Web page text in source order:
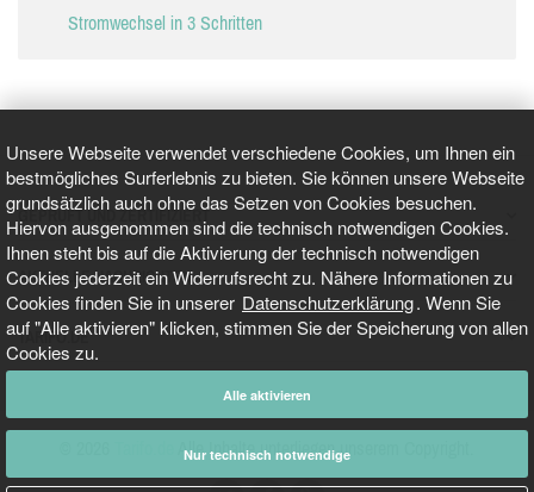
Unsere Webseite verwendet verschiedene Cookies, um Ihnen ein
bestmögliches Surferlebnis zu bieten. Sie können unsere Webseite
grundsätzlich auch ohne das Setzen von Cookies besuchen.
Hiervon ausgenommen sind die technisch notwendigen Cookies.
Ihnen steht bis auf die Aktivierung der technisch notwendigen
Cookies jederzeit ein Widerrufsrecht zu. Nähere Informationen zu
Cookies finden Sie in unserer Datenschutzerklärung. Wenn Sie
auf "Alle aktivieren" klicken, stimmen Sie der Speicherung von allen
Cookies zu.
Alle aktivieren
Nur technisch notwendige
Stromwechsel in 3 Schritten
GEPRÜFT UND ZERTIFIZIERT
AKTUELLE NACHRICHTEN
TARIFO.DE
Alle Inhalte unterliegen unserem Copyright.